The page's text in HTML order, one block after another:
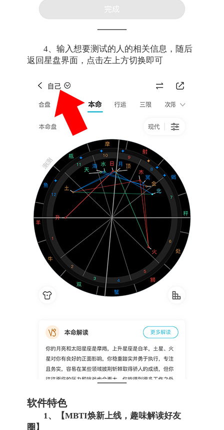
4、输入想要测试的人的相关信息，随后
返回星盘界面，点击左上方切换即可
软件特色
1、【MBTI焕新上线，趣味解读好友
圈】